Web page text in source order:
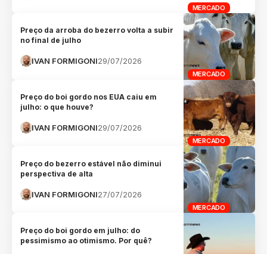
MERCADO
MERCADO
Preço da arroba do bezerro volta a subir
no final de julho
IVAN FORMIGONI29/07/2026
MERCADO
Preço do boi gordo nos EUA caiu em
julho: o que houve?
IVAN FORMIGONI29/07/2026
MERCADO
Preço do bezerro estável não diminui
perspectiva de alta
IVAN FORMIGONI27/07/2026
Preço do boi gordo em julho: do
pessimismo ao otimismo. Por quê?